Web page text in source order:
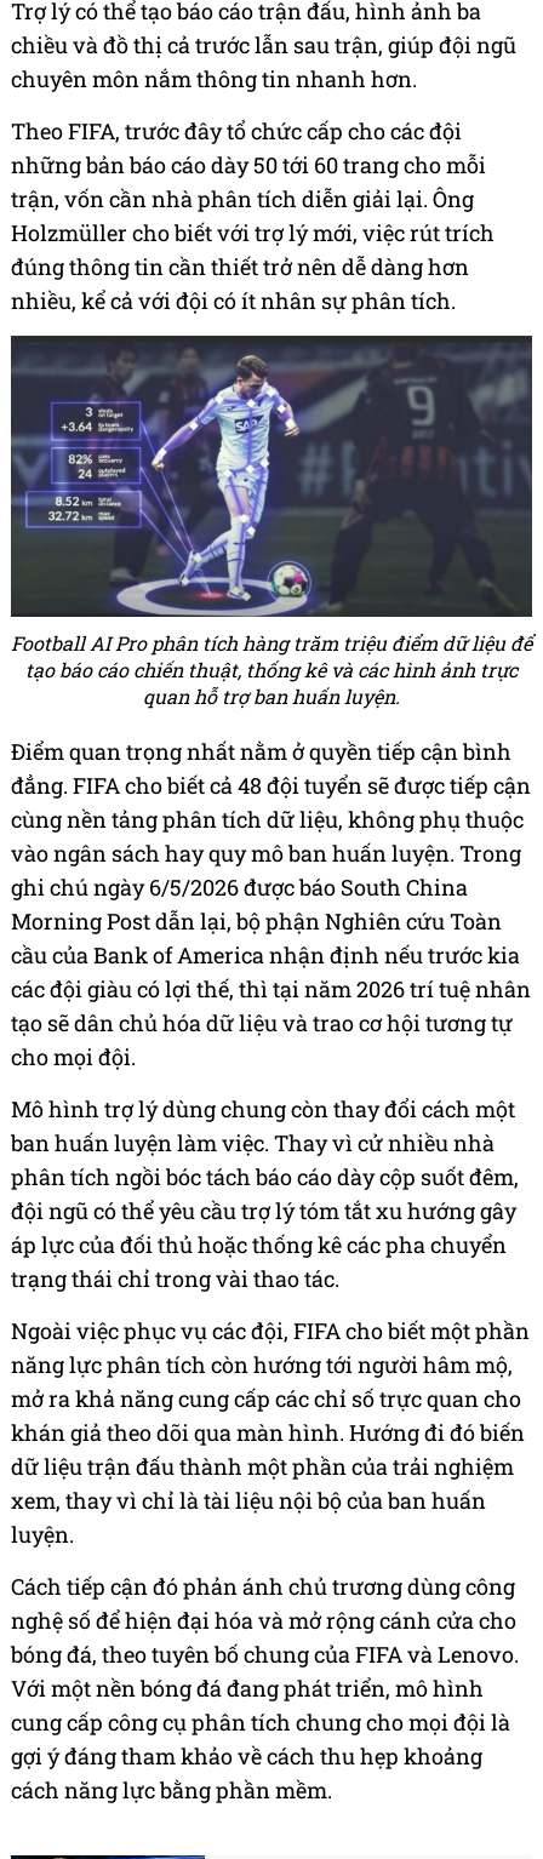
Trợ lý có thể tạo báo cáo trận đấu, hình ảnh ba
chiều và đồ thị cả trước lẫn sau trận, giúp đội ngũ
chuyên môn nắm thông tin nhanh hơn.
Theo FIFA, trước đây tổ chức cấp cho các đội
những bản báo cáo dày 50 tới 60 trang cho mỗi
trận, vốn cần nhà phân tích diễn giải lại. Ông
Holzmüller cho biết với trợ lý mới, việc rút trích
đúng thông tin cần thiết trở nên dễ dàng hơn
nhiều, kể cả với đội có ít nhân sự phân tích.
Football AI Pro phân tích hàng trăm triệu điểm dữ liệu để
tạo báo cáo chiến thuật, thống kê và các hình ảnh trực
quan hỗ trợ ban huấn luyện.
Điểm quan trọng nhất nằm ở quyền tiếp cận bình
đẳng. FIFA cho biết cả 48 đội tuyển sẽ được tiếp cận
cùng nền tảng phân tích dữ liệu, không phụ thuộc
vào ngân sách hay quy mô ban huấn luyện. Trong
ghi chú ngày 6/5/2026 được báo South China
Morning Post dẫn lại, bộ phận Nghiên cứu Toàn
cầu của Bank of America nhận định nếu trước kia
các đội giàu có lợi thế, thì tại năm 2026 trí tuệ nhân
tạo sẽ dân chủ hóa dữ liệu và trao cơ hội tương tự
cho mọi đội.
Mô hình trợ lý dùng chung còn thay đổi cách một
ban huấn luyện làm việc. Thay vì cử nhiều nhà
phân tích ngồi bóc tách báo cáo dày cộp suốt đêm,
đội ngũ có thể yêu cầu trợ lý tóm tắt xu hướng gây
áp lực của đối thủ hoặc thống kê các pha chuyển
trạng thái chỉ trong vài thao tác.
Ngoài việc phục vụ các đội, FIFA cho biết một phần
năng lực phân tích còn hướng tới người hâm mộ,
mở ra khả năng cung cấp các chỉ số trực quan cho
khán giả theo dõi qua màn hình. Hướng đi đó biến
dữ liệu trận đấu thành một phần của trải nghiệm
xem, thay vì chỉ là tài liệu nội bộ của ban huấn
luyện.
Cách tiếp cận đó phản ánh chủ trương dùng công
nghệ số để hiện đại hóa và mở rộng cánh cửa cho
bóng đá, theo tuyên bố chung của FIFA và Lenovo.
Với một nền bóng đá đang phát triển, mô hình
cung cấp công cụ phân tích chung cho mọi đội là
gợi ý đáng tham khảo về cách thu hẹp khoảng
cách năng lực bằng phần mềm.